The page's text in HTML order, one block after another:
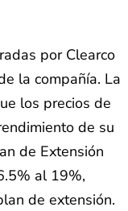
por Clearco
la compañía. La
los precios de
de su
de Extensión
al 19%,
de extensión.